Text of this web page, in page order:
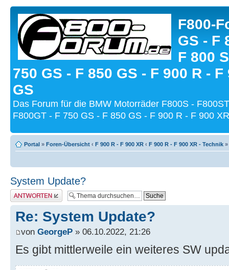
F800-
GS - F
F 800
750 GS - F 850 GS - F 900 R - F
GS
Das Forum für die BMW Motorräder F800S -
F800GT - F 750 GS - F 850 GS - F 900 R - F 900
Portal » Foren-Übersicht ‹ F 900 R - F 900 XR ‹ F 900 R - F 900 XR - Technik »
System Update?
Antwort schreiben
Re: System Update?
von GeorgeP » 06.10.2022, 21:26
Es gibt mittlerweile ein weiteres SW